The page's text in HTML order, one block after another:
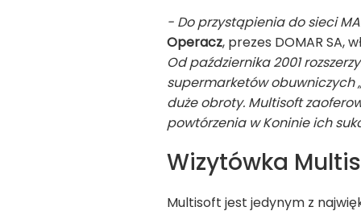
- Do przystąpienia do sieci
Operacz, prezes DOMAR SA,
Od października 2001
supermarketów obuwniczych
duże obroty. Multisoft
powtórzenia w Koninie ich
Wizytówka
Multisoft jest jedynym z